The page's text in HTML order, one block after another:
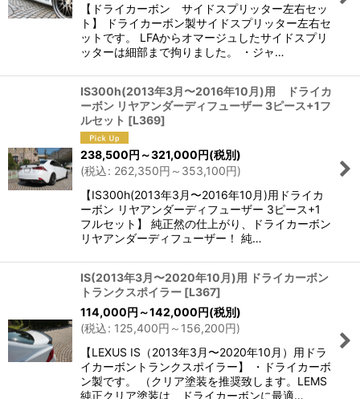
【ドライカーボン サイドスプリッター左右セッ
ト】 ドライカーボン製サイドスプリッター左右セ
ットです。 LFAからオマージュしたサイドスプリ
ッターは細部まで拘りました。 ・ジャ…
IS300h(2013年3月〜2016年10月)用 ドライカ
ーボン リヤアンダーディフューザー 3ピース+1フ
ルセット [L369]
238,500円 ～321,000円(税別)
(税込: 262,350円 ～353,100円)
【IS300h(2013年3月〜2016年10月)用ドライカ
ーボン リヤアンダーディフューザー 3ピース+1
フルセット】 純正然の仕上がり、ドライカーボン
リヤアンダーディフューザー！ 純…
IS(2013年3月〜2020年10月)用 ドライカーボン
トランクスポイラー [L367]
114,000円 ～142,000円(税別)
(税込: 125,400円 ～156,200円)
【LEXUS IS（2013年3月〜2020年10月）用ドラ
イカーボントランクスポイラー】 ・ドライカーボ
ン製です。 （クリア塗装を推奨致します。LEMS
純正クリア塗装は、ドライカーボンに最適…